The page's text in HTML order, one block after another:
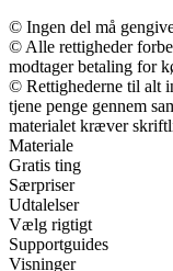
© Ingen del må
© Alle rettigheder
modtager betaling for
© Rettighederne til alt
tjene penge gennem
materialet kræver
Materiale
Gratis ting
Særpriser
Udtalelser
Vælg rigtigt
Supportguides
Visninger